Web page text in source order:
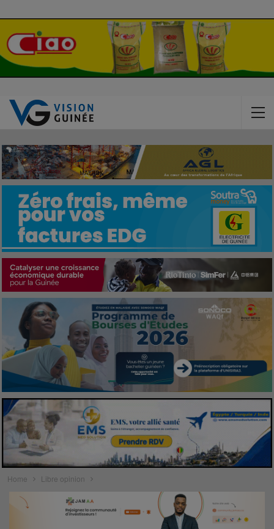
Home Libre opinion